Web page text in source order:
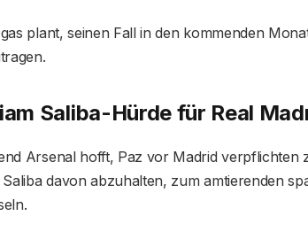
plant, seinen Fall in den kommenden
Saliba-Hürde für Real
Arsenal hofft, Paz vor Madrid
davon abzuhalten, zum amtierenden